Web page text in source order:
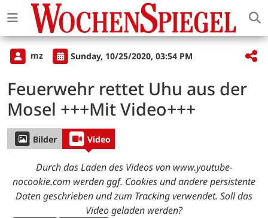
mz Sunday, 10/25/2020, 03:54 PM
Feuerwehr rettet Uhu aus der
Mosel +++Mit Video+++
Bilder Video
Durch das Laden des Videos von www.youtube-
nocookie.com werden ggf. Cookies und andere persistente
Daten geschrieben und zum Tracking verwendet. Soll das
Video geladen werden?